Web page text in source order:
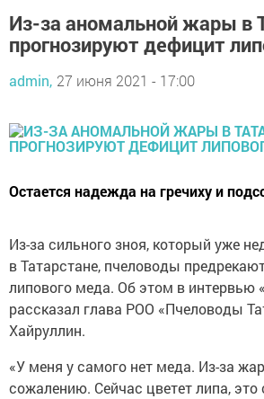
Из-за аномальной жары в
прогнозируют дефицит
admin, 27 июня 2021 - 17:00
Остается надежда на гречиху и
Из-за сильного зноя, который уже
в Татарстане, пчеловоды
липового меда. Об этом в интервью
рассказал глава РОО «Пчеловоды
Хайруллин.
«У меня у самого нет меда. Из-за
сожалению. Сейчас цветет липа,